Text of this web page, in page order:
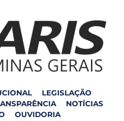
LEGISLAÇÃO
NOTÍCIAS
OUVIDORIA
Pública em